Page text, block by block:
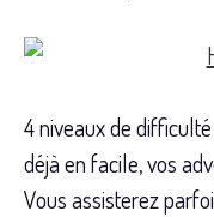
4 niveaux de
déjà en facile, vos
Vous assisterez